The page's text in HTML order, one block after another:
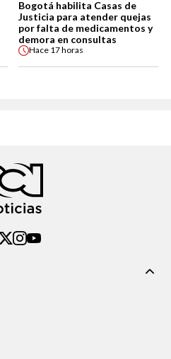
Bogotá habilita Casas de
Justicia para atender quejas
por falta de medicamentos y
demora en consultas
Hace 17 horas